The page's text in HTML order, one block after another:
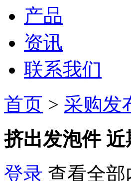
产品
资讯
联系我们
首页 > 采购发
挤出发泡件 近
登录 查看全部